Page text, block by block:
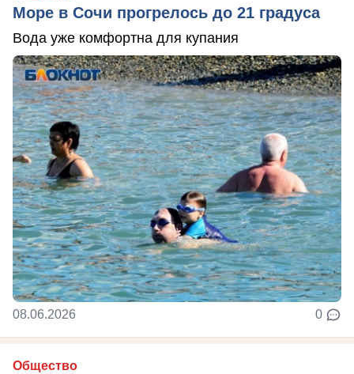
Море в Сочи прогрелось до 21 градуса
Вода уже комфортна для купания
08.06.2026 0
Общество